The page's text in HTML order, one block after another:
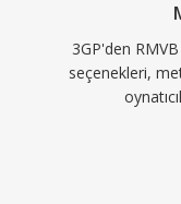
ortasındaki
video
3GP'den
seçenekleri,